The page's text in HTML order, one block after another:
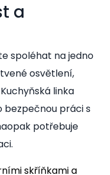
a
spoléhat na jedno
osvětlení,
linka
bezpečnou práci s
potřebuje
skříňkami a